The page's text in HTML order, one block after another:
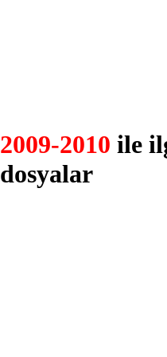
2009-2010 ile
dosyalar